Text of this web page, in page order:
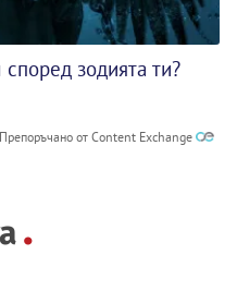
зодията ти?
Препоръчано от Content Exchange